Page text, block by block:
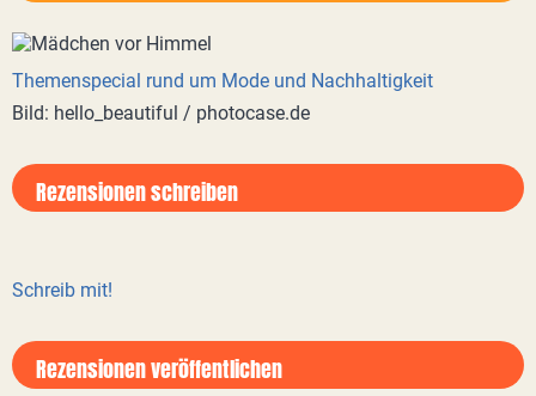
Themenspecial rund um Mode und Nachhaltigkeit
Bild: hello_beautiful / photocase.de
Rezensionen schreiben
Schreib mit!
Rezensionen veröffentlichen